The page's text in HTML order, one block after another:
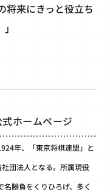
将来にきっと役立ち
ホームページ
年、「東京将棋連盟」と
団法人となる。所属現役
勝負をくりひろげ、多く